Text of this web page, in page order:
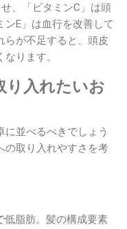
、「ビタミンC」は頭
E」は血行を改善して
らが不足すると、頭皮
ります。
り入れたいお
並べるべきでしょう
の取り入れやすさを考
低脂肪。髪の構成要素